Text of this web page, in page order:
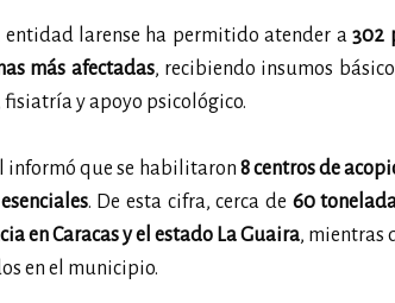
entidad larense ha permitido atender a302
más afectadas, recibiendo insumos
y apoyo psicológico.
informó que se habilitaron 8 centros de
. De esta cifra, cerca de 60
en Caracas y el estado La Guaira, mientras
en el municipio.